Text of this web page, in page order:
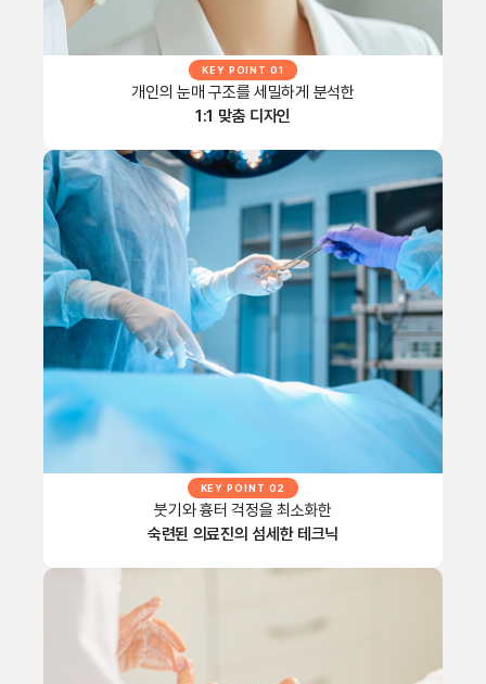
KEY POINT 01
개인의 눈매 구조를 세밀하게 분석한
1:1 맞춤 디자인
KEY POINT 02
붓기와 흉터 걱정을 최소화한
숙련된 의료진의 섬세한 테크닉